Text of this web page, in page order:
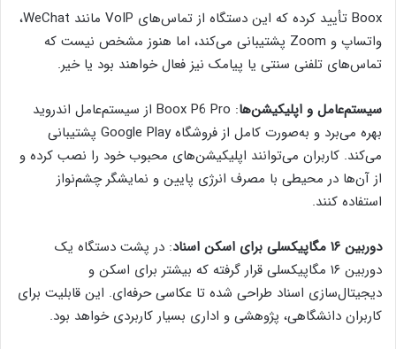
Boox تأیید کرده که این دستگاه از تماس‌های VoIP مانند WeChat،
واتساپ و Zoom پشتیبانی می‌کند، اما هنوز مشخص نیست که
تماس‌های تلفنی سنتی یا پیامک نیز فعال خواهند بود یا خیر.
سیستم‌عامل و اپلیکیشن‌ها
: Boox P6 Pro از سیستم‌عامل اندروید
بهره می‌برد و به‌صورت کامل از فروشگاه Google Play پشتیبانی
می‌کند. کاربران می‌توانند اپلیکیشن‌های محبوب خود را نصب کرده و
از آن‌ها در محیطی با مصرف انرژی پایین و نمایشگر چشم‌نواز
استفاده کنند.
دوربین ۱۶ مگاپیکسلی برای اسکن اسناد
: در پشت دستگاه یک
دوربین ۱۶ مگاپیکسلی قرار گرفته که بیشتر برای اسکن و
دیجیتال‌سازی اسناد طراحی شده تا عکاسی حرفه‌ای. این قابلیت برای
کاربران دانشگاهی، پژوهشی و اداری بسیار کاربردی خواهد بود.